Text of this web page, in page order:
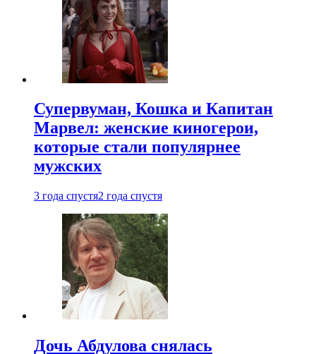
Супервуман, Кошка и Капитан
Марвел: женские киногерои,
которые стали популярнее
мужских
3 года спустя2 года спустя
Дочь Абдулова снялась